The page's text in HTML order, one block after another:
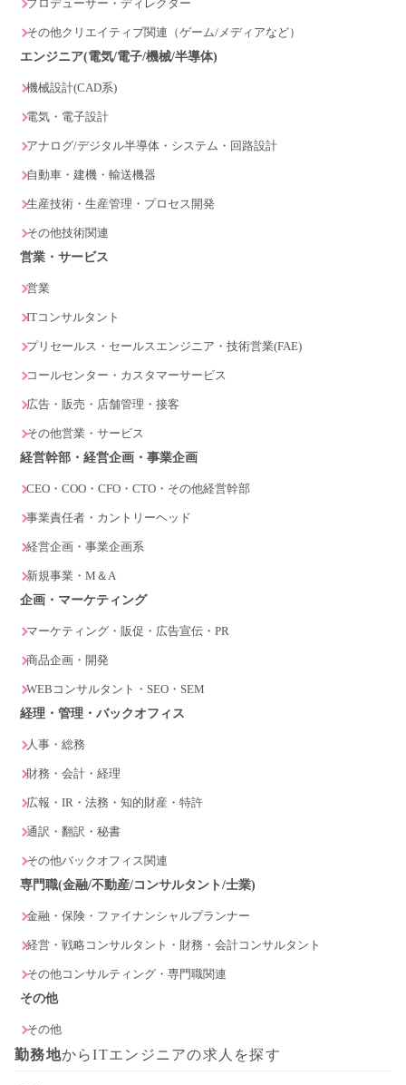
プロデューサー・ディレクター
その他クリエイティブ関連（ゲーム/メディアなど）
エンジニア(電気/電子/機械/半導体)
機械設計(CAD系)
電気・電子設計
アナログ/デジタル半導体・システム・回路設計
自動車・建機・輸送機器
生産技術・生産管理・プロセス開発
その他技術関連
営業・サービス
営業
ITコンサルタント
プリセールス・セールスエンジニア・技術営業(FAE)
コールセンター・カスタマーサービス
広告・販売・店舗管理・接客
その他営業・サービス
経営幹部・経営企画・事業企画
CEO・COO・CFO・CTO・その他経営幹部
事業責任者・カントリーヘッド
経営企画・事業企画系
新規事業・M＆A
企画・マーケティング
マーケティング・販促・広告宣伝・PR
商品企画・開発
WEBコンサルタント・SEO・SEM
経理・管理・バックオフィス
人事・総務
財務・会計・経理
広報・IR・法務・知的財産・特許
通訳・翻訳・秘書
その他バックオフィス関連
専門職(金融/不動産/コンサルタント/士業)
金融・保険・ファイナンシャルプランナー
経営・戦略コンサルタント・財務・会計コンサルタント
その他コンサルティング・専門職関連
その他
その他
勤務地からITエンジニアの求人を探す